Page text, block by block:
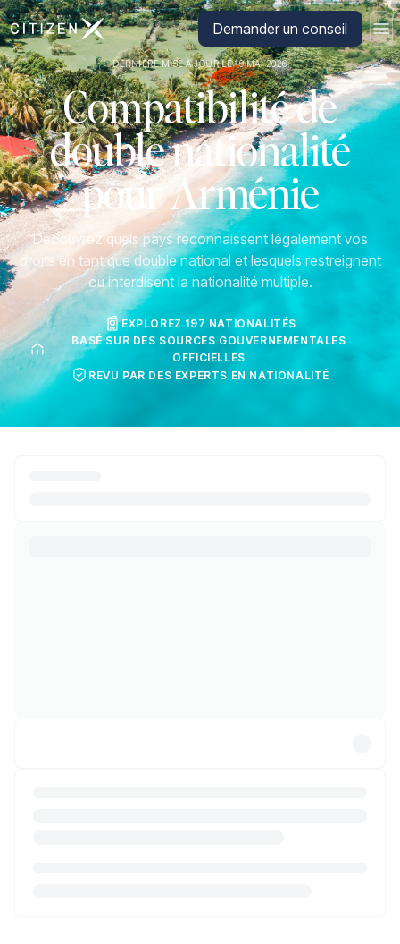
Aller à la page d'accueil de CitizenXDemander un conseil
DERNIÈRE MISE À JOUR LE 19 MAI 2026
Compatibilité de
double nationalité
pour Arménie
Découvrez quels pays reconnaissent légalement vos
droits en tant que double national et lesquels restreignent
ou interdisent la nationalité multiple.
EXPLOREZ 197 NATIONALITÉS
BASÉ SUR DES SOURCES GOUVERNEMENTALES
OFFICIELLES
REVU PAR DES EXPERTS EN NATIONALITÉ